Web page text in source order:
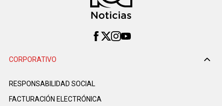
CORPORATIVO
RESPONSABILIDAD SOCIAL
FACTURACIÓN ELECTRÓNICA